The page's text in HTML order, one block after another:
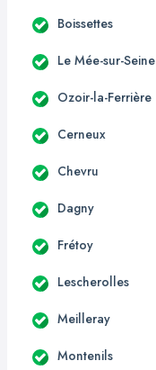
Boissettes
Le Mée-sur-Seine
Ozoir-la-Ferrière
Cerneux
Chevru
Dagny
Frétoy
Lescherolles
Meilleray
Montenils